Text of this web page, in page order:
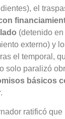
el
(detenido
externo) y
el temporal,
solo paralizó
básicos
ratificó